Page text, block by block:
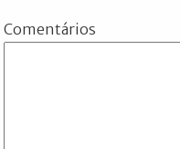
Comentários